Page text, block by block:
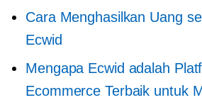
Cara Menghasilkan Uang
Ecwid
Mengapa Ecwid adalah
Ecommerce Terbaik untuk